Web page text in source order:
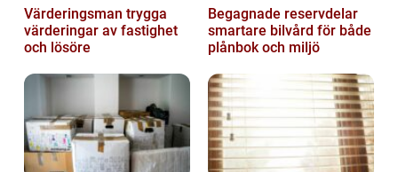
Värderingsman trygga
värderingar av fastighet
och lösöre
Begagnade reservdelar
smartare bilvård för både
plånbok och miljö